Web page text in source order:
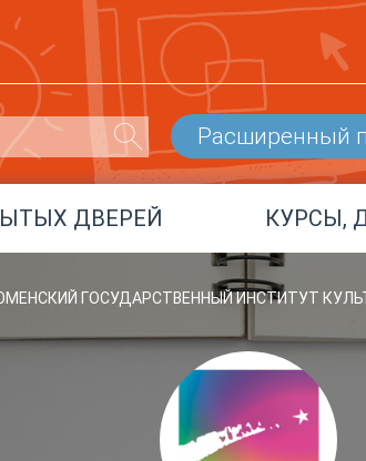
Расширенный
ДВЕРЕЙ КУРСЫ,
ГОСУДАРСТВЕННЫЙ ИНСТИТУТ